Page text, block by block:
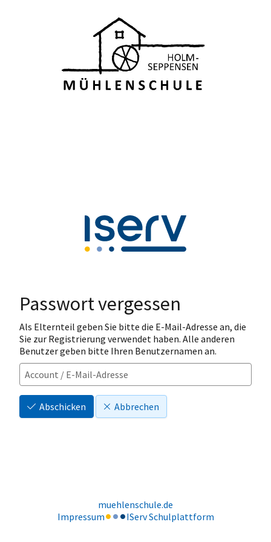
Passwort vergessen
Als Elternteil geben Sie bitte die E-Mail-Adresse an, die
Sie zur Registrierung verwendet haben. Alle anderen
Benutzer geben bitte Ihren Benutzernamen an.
Abschicken Abbrechen
muehlenschule.de
Impressum
IServ Schulplattform